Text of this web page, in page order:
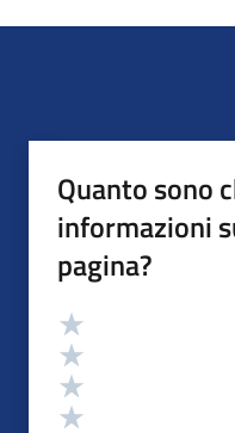
Quanto sono
informazioni
pagina?
Valutazione